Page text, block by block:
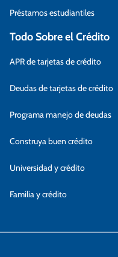
Préstamos estudiantiles
Todo Sobre el Crédito
APR de tarjetas de crédito
Deudas de tarjetas de crédito
Programa manejo de deudas
Construya buen crédito
Universidad y crédito
Familia y crédito